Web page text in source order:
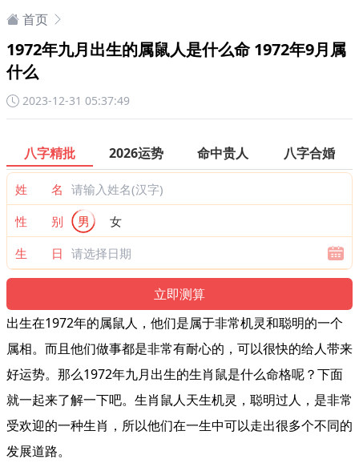
首页
1972年九月出生的属鼠人是什么命 1972年9月属
什么
2023-12-31 05:37:49
八字精批 2026运势 命中贵人 八字合婚
姓 名
性 别
男
女
生 日
出生在1972年的属鼠人，他们是属于非常机灵和聪明的一个
属相。而且他们做事都是非常有耐心的，可以很快的给人带来
好运势。那么1972年九月出生的生肖鼠是什么命格呢？下面
就一起来了解一下吧。生肖鼠人天生机灵，聪明过人，是非常
受欢迎的一种生肖，所以他们在一生中可以走出很多个不同的
发展道路。